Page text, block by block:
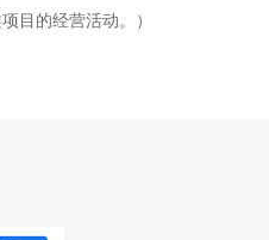
目的经营活动。）